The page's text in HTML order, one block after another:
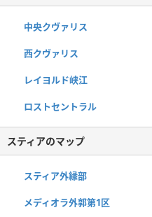
中央クヴァリス
西クヴァリス
レイヨルド峡江
ロストセントラル
スティアのマップ
スティア外縁部
メディオラ外郭第1区